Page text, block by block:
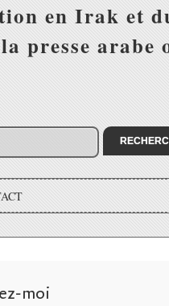
en Irak et
presse arabe
moi